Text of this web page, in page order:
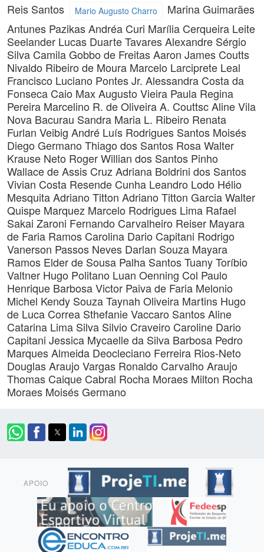
Reis Santos
Mario Augusto Charro
Marina Guimarães
Antunes PazikasAndréa Curi Marília Cerqueira Leite
Seelander Lucas Duarte TavaresAlexandre Sérgio
Silva Camila Gobbo de FreitasAaron James Coutts
Nivaldo Ribeiro de Moura Marcelo Larciprete Leal
Francisco Luciano Pontes Jr. Alessandra Costa da
Fonseca Caio Max Augusto Vieira Paula Regina
Pereira Marcelino R. de OliveiraA. CouttscAline Vila
Nova Bacurau Sandra Maria L. Ribeiro Renata
Furlan Veibig André Luís Rodrigues Santos Moisés
Diego Germano Thiago dos Santos RosaWalter
Krause Neto Roger Willian dos Santos Pinho
Wallace de Assis Cruz Adriana Boldrini dos Santos
Vivian Costa Resende Cunha Leandro Lodo Hélio
MesquitaAdriano Titton Adriano Titton GarciaWalter
Quispe Marquez Marcelo Rodrigues Lima Rafael
Sakai Zaroni Fernando Carvalheiro Reiser Mayara
de Faria Ramos Carolina Dario Capitani Rodrigo
Vanerson Passos Neves Darlan Souza Mayara
Ramos Elder de Sousa Palha SantosTuany Toríbio
Valtner Hugo Politano Luan Oenning Col Paulo
Henrique BarbosaVictor Paiva de Faria Melonio
Michel Kendy SouzaTaynah Oliveira Martins Hugo
de Luca Correa Sthefanie Vaccaro SantosAline
Catarina Lima Silva Silvio Craveiro Caroline Dario
Capitani Jessica Mycaelle da Silva Barbosa Pedro
Marques Almeida Deocleciano Ferreira Rios-Neto
Douglas Araujo Vargas Ronaldo Carvalho Araujo
Thomas Caique Cabral Rocha Moraes Milton Rocha
Moraes Moisés Germano
APOIO